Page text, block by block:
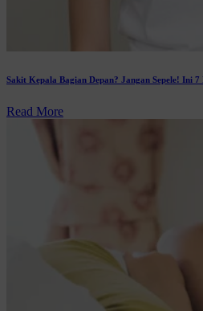
Sakit Kepala Bagian Depan? Jangan Sepele! Ini 7
Read More